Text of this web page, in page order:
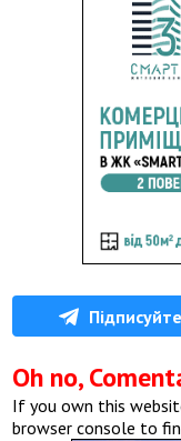
Oh no,
If you own this
browser console to